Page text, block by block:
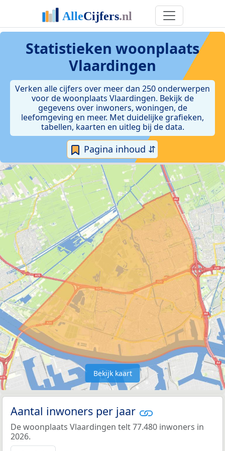
Statistieken woonplaats
Vlaardingen
Verken alle cijfers over meer dan 250 onderwerpen
voor de woonplaats Vlaardingen. Bekijk de
gegevens over inwoners, woningen, de
leefomgeving en meer. Met duidelijke grafieken,
tabellen, kaarten en uitleg bij de data.
Pagina inhoud ⇵
Bekijk kaart
Aantal inwoners per jaar
De woonplaats Vlaardingen telt 77.480 inwoners in
2026.